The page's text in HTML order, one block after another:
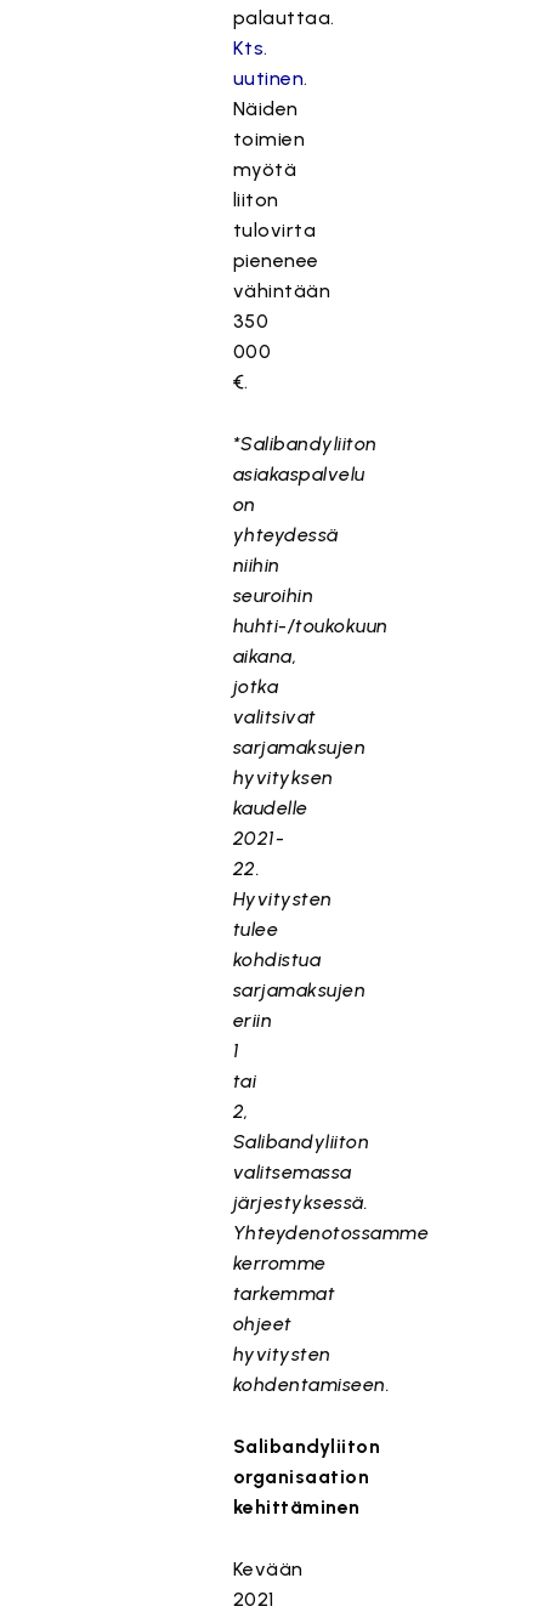
palauttaa.
Kts.
uutinen.
Näiden
toimien
myötä
liiton
tulovirta
pienenee
vähintään
350
000
€.
*Salibandyliiton
asiakaspalvelu
on
yhteydessä
niihin
seuroihin
huhti-/toukokuun
aikana,
jotka
valitsivat
sarjamaksujen
hyvityksen
kaudelle
2021-
22.
Hyvitysten
tulee
kohdistua
sarjamaksujen
eriin
1
tai
2,
Salibandyliiton
valitsemassa
järjestyksessä.
Yhteydenotossamme
kerromme
tarkemmat
ohjeet
hyvitysten
kohdentamiseen.
Salibandyliiton
organisaation
kehittäminen
Kevään
2021